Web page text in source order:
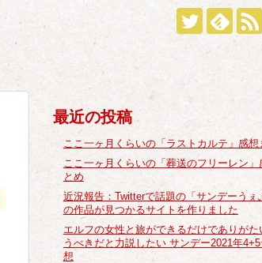
最近の投稿
ここ一ヶ月くらいの「ラストカルテ」感想
ここ一ヶ月くらいの「葬送のフリーレン」
とめ
近況報告：Twitterで話題の「サンデーうぇ
の作品が見つかるサイトを作りました
エルフの女性と旅ができるだけでありがた
うべきだと力説したい サンデー2021年
想